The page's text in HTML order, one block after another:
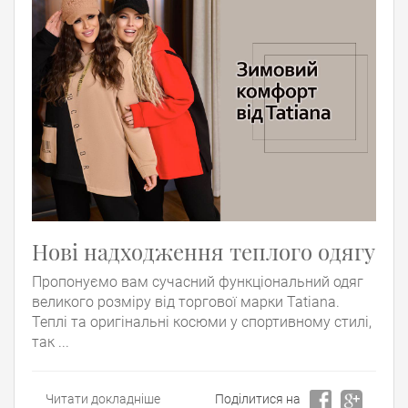
Нові надходження теплого одягу
Пропонуємо вам сучасний функціональний одяг
великого розміру від торгової марки Tatiana.
Теплі та оригінальні косюми у спортивному стилі,
так ...
Читати докладніше Поділитися на